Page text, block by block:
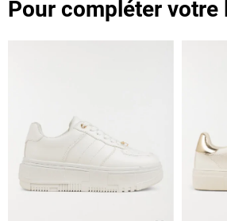
Pour compléter votre